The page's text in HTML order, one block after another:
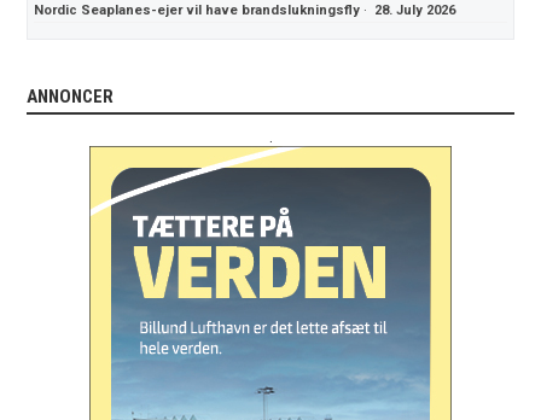
Nordic Seaplanes-ejer vil have brandslukningsfly · 28. July 2026
ANNONCER